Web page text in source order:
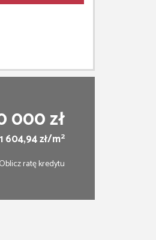
000 zł
1 604,94 zł/m2
Oblicz ratę kredytu